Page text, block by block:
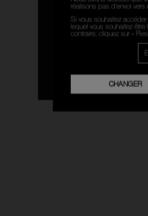
votre
FRANÇAIS
réalisons pas d’envoi
Si vous souhaitez
lequel vous souhaitez
contraire, cliquez sur «
CHANGER